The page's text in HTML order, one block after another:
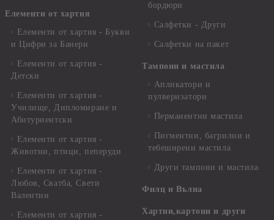
Елементи от хартия
Елементи от хартия - Букви
и Цифри за Банери
Елементи от хартия -
Детски
Елементи от хартия -
Училище, Дипломиране и
Абитуриентски
Елементи от хартия -
Животни, птици, пеперуди
Елементи от хартия -
Любов, Сватба, Свети
Валентин
Елементи от хартия -
бордюри
Салфетки - Други
Салфетки на пакет
Тампони и мастила
Апликатори и
пулверизатори
Перманентни мастила
Пигментни, багрилни и
тебеширени мастила
Други тампони и мастила
Филц и Вълна
Хартии,картони и други